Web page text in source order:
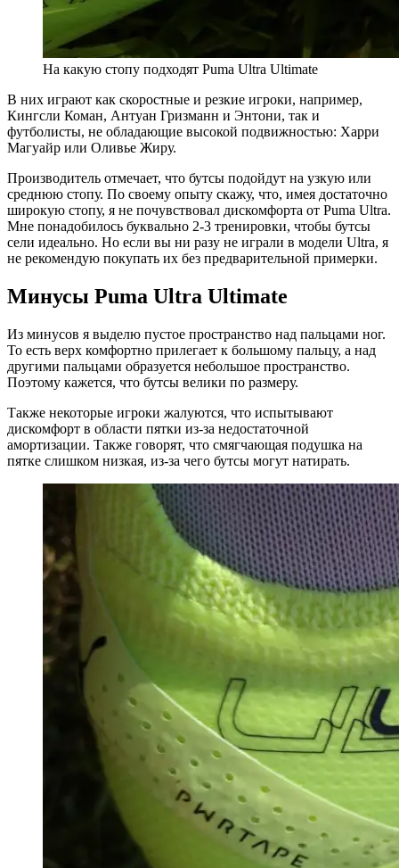
На какую стопу подходят Puma Ultra Ultimate
В них играют как скоростные и резкие игроки, например,
Кингсли Коман, Антуан Гризманн и Энтони, так и
футболисты, не обладающие высокой подвижностью: Харри
Магуайр или Оливье Жиру.
Производитель отмечает, что бутсы подойдут на узкую или
среднюю стопу. По своему опыту скажу, что, имея достаточно
широкую стопу, я не почувствовал дискомфорта от Puma Ultra.
Мне понадобилось буквально 2-3 тренировки, чтобы бутсы
сели идеально. Но если вы ни разу не играли в модели Ultra, я
не рекомендую покупать их без предварительной примерки.
Минусы Puma Ultra Ultimate
Из минусов я выделю пустое пространство над пальцами ног.
То есть верх комфортно прилегает к большому пальцу, а над
другими пальцами образуется небольшое пространство.
Поэтому кажется, что бутсы велики по размеру.
Также некоторые игроки жалуются, что испытывают
дискомфорт в области пятки из-за недостаточной
амортизации. Также говорят, что смягчающая подушка на
пятке слишком низкая, из-за чего бутсы могут натирать.